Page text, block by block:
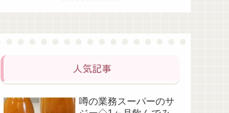
人気記事
噂の業務スーパーのサ